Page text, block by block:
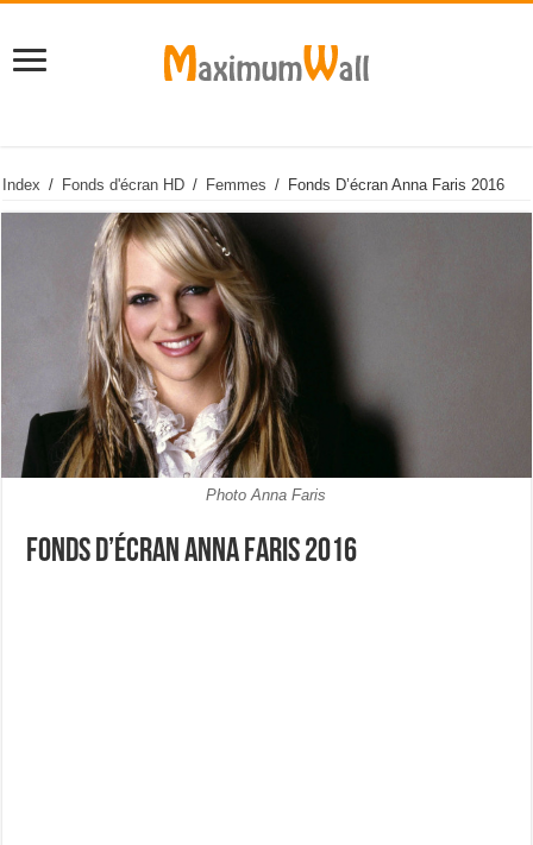
Index / Fonds d'écran HD / Femmes / Fonds D’écran Anna Faris 2016
Photo Anna Faris
Fonds D’écran Anna Faris 2016